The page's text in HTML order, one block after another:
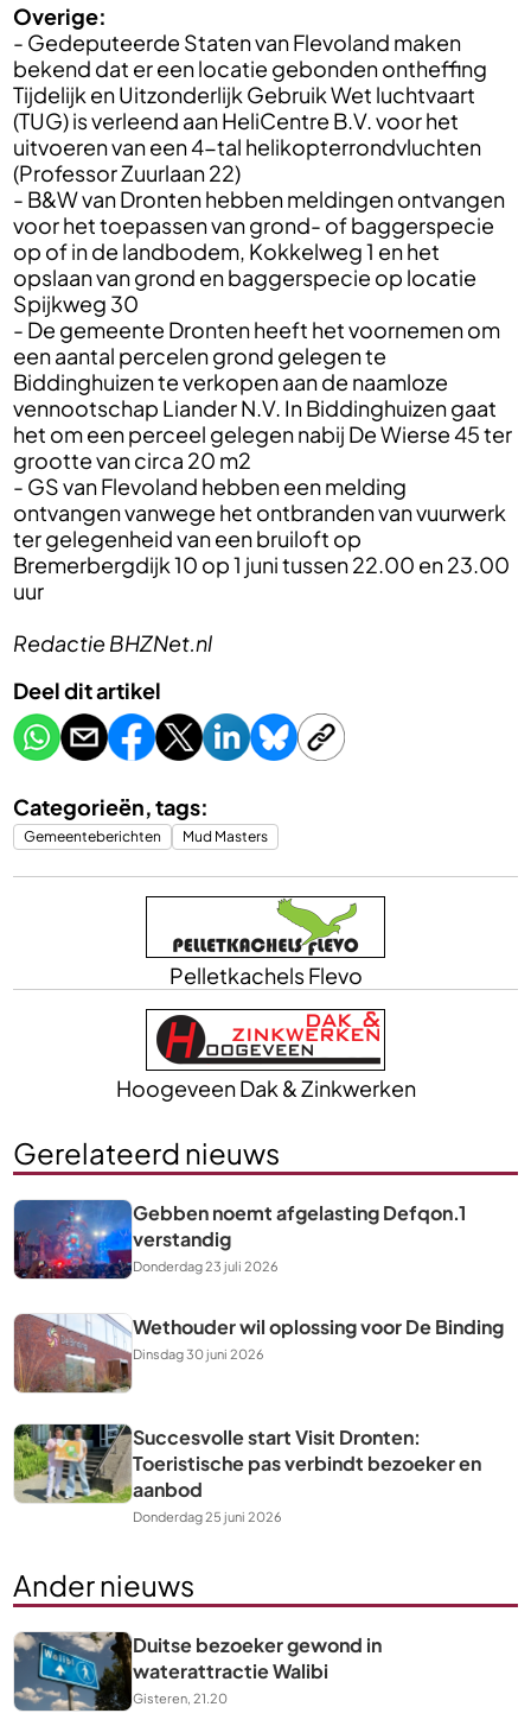
Overige:
- Gedeputeerde Staten van Flevoland maken
bekend dat er een locatie gebonden ontheffing
Tijdelijk en Uitzonderlijk Gebruik Wet luchtvaart
(TUG) is verleend aan HeliCentre B.V. voor het
uitvoeren van een 4-tal helikopterrondvluchten
(Professor Zuurlaan 22)
- B&W van Dronten hebben meldingen ontvangen
voor het toepassen van grond- of baggerspecie
op of in de landbodem, Kokkelweg 1 en het
opslaan van grond en baggerspecie op locatie
Spijkweg 30
- De gemeente Dronten heeft het voornemen om
een aantal percelen grond gelegen te
Biddinghuizen te verkopen aan de naamloze
vennootschap Liander N.V. In Biddinghuizen gaat
het om een perceel gelegen nabij De Wierse 45 ter
grootte van circa 20 m2
- GS van Flevoland hebben een melding
ontvangen vanwege het ontbranden van vuurwerk
ter gelegenheid van een bruiloft op
Bremerbergdijk 10 op 1 juni tussen 22.00 en 23.00
uur
Redactie BHZNet.nl
Deel dit artikel
Categorieën, tags:
Gemeenteberichten Mud Masters
Pelletkachels Flevo
Hoogeveen Dak & Zinkwerken
Gerelateerd nieuws
Gebben noemt afgelasting Defqon.1
verstandig
Donderdag 23 juli 2026
Wethouder wil oplossing voor De Binding
Dinsdag 30 juni 2026
Succesvolle start Visit Dronten:
Toeristische pas verbindt bezoeker en
aanbod
Donderdag 25 juni 2026
Ander nieuws
Duitse bezoeker gewond in
waterattractie Walibi
Gisteren, 21.20